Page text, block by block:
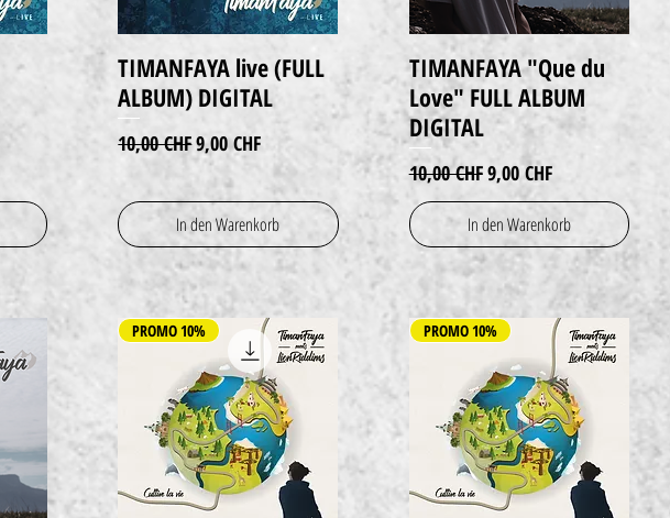
Schnellansicht
TIMANFAYA live (FULL
ALBUM) DIGITAL
Standardpreis
10,00 CHFSale-Preis
9,00 CHF
In den Warenkorb
Schnellansicht
TIMANFAYA "Que du
Love" FULL ALBUM
DIGITAL
Standardpreis
10,00 CHFSale-Preis
9,00 CHF
In den Warenkorb
PROMO 10% PROMO 10%